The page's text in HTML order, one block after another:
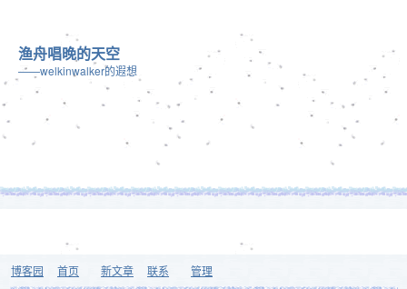
渔舟唱晚的天空
——welkinwalker的遐想
博客园 首页 新文章 联系 管理